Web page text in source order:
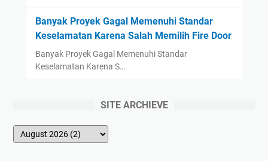
Banyak Proyek Gagal Memenuhi Standar
Keselamatan Karena Salah Memilih Fire Door
Banyak Proyek Gagal Memenuhi Standar
Keselamatan Karena S…
SITE ARCHIEVE